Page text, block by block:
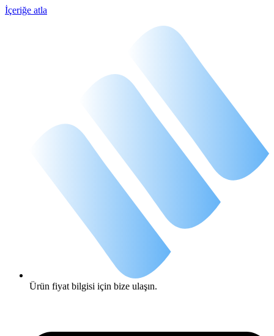
İçeriğe atla
Ürün fiyat bilgisi için bize ulaşın.